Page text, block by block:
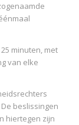
minuten, met
van elke
beslissingen
hiertegen zijn